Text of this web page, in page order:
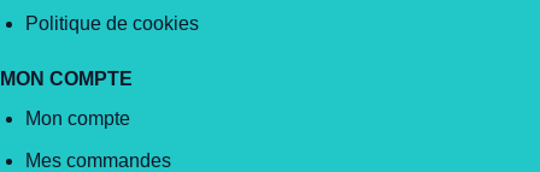
Politique de cookies
MON COMPTE
Mon compte
Mes commandes